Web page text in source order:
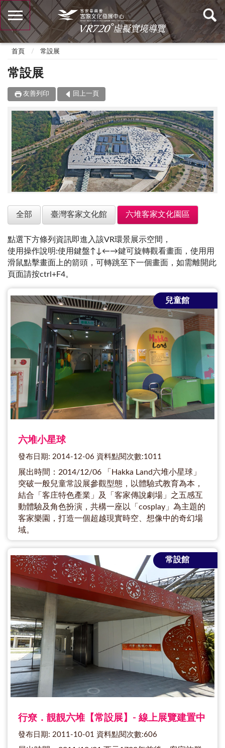
首頁 常設展
常設展
友善列印 回上一頁
全部 臺灣客家文化館 六堆客家文化園區
點選下方條列資訊即進入該VR環景展示空間，
使用操作說明:使用鍵盤↑↓←→鍵可旋轉觀看畫面，使用用
滑鼠點擊畫面上的箭頭，可轉跳至下一個畫面，如需離開此
頁面請按ctrl+F4。
兒童館
六堆小星球
發布日期: 2014-12-06 資料點閱次數:1011
展出時間：2014/12/06 「Hakka Land六堆小星球」
突破一般兒童常設展參觀型態，以體驗式教育為本，
結合「客庄特色產業」及「客家傳說劇場」之五感互
動體驗及角色扮演，共構一座以「cosplay」為主題的
客家樂園，打造一個超越現實時空、想像中的奇幻場
域。
常設館
行尞．靚靚六堆【常設展】- 線上展覽建置中
發布日期: 2011-10-01 資料點閱次數:606